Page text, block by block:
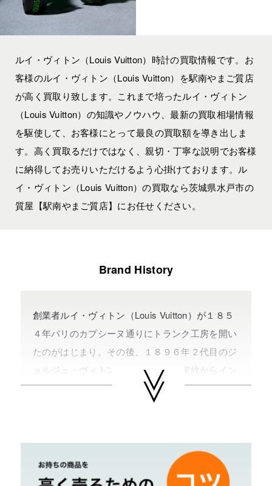
ルイ・ヴィトン（Louis Vuitton）時計の買取情報です。お
客様のルイ・ヴィトン（Louis Vuitton）を駅南やまご質店
が高く買取り致します。これまで培ったルイ・ヴィトン
（Louis Vuitton）の知識やノウハウ、最新の買取相場情報
を駆使して、お客様にとって最良の買取額を導き出しま
す。高く買取るだけではなく、親切・丁寧な説明でお客様
に納得してお売りいただけるよう心掛けております。ル
イ・ヴィトン（Louis Vuitton）の買取なら茨城県水戸市の
質屋【駅南やまご質店】にお任せください。
Brand History
創業者ルイ・ヴィトン（Louis Vuitton）が１８５
４年パリのカプシーヌ通りにトランク工房を開い
たのがはじまり。その後、１８９６年２代目のジ
ョルジュ・ヴィトンにより、日本の家紋からイン
スピレーションを受けたモノグラムが誕生する。
現在、モノグラムラインを始めダミエ、ダミエア
ニ、エピ、タイガなど多種多様な商品展開をして
いる。日本初の直営店は１９８１年銀座にオープ
ンした。